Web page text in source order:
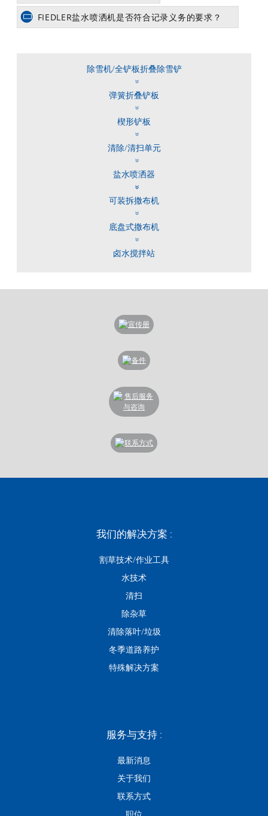
FIEDLER盐水喷洒机是否符合记录义务的要求？
除雪机/全铲板折叠除雪铲
弹簧折叠铲板
楔形铲板
清除/清扫单元
盐水喷洒器
可装拆撒布机
底盘式撒布机
卤水搅拌站
我们的解决方案 :
割草技术/作业工具
水技术
清扫
除杂草
清除落叶/垃圾
冬季道路养护
特殊解决方案
服务与支持 :
最新消息
关于我们
联系方式